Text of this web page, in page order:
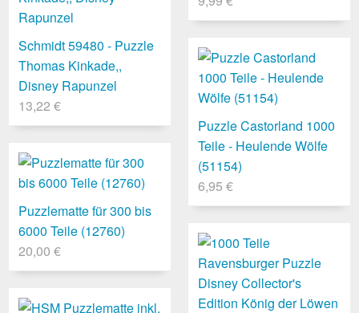
Schmidt 59480 - Puzzle
Thomas Kinkade,,
Disney Rapunzel
13,22 €
Puzzle Castorland 1000
Teile - Heulende Wölfe
(51154)
6,95 €
Puzzlematte für 300 bis
6000 Teile (12760)
20,00 €